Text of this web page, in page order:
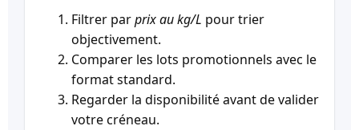
Filtrer parprix au kg/L pour trier
objectivement.
Comparer les lots promotionnels avec le
format standard.
Regarder la disponibilité avant de valider
votre créneau.